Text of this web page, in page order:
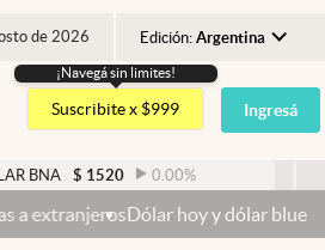
de 2026 Edición: Argentina
Argentina
España
USA
Colombia
¡Navegá sin limites!
Suscribite x $999 Ingresá
1520 0.00%
Dólar hoy y dólar blue hoy: cuál es la